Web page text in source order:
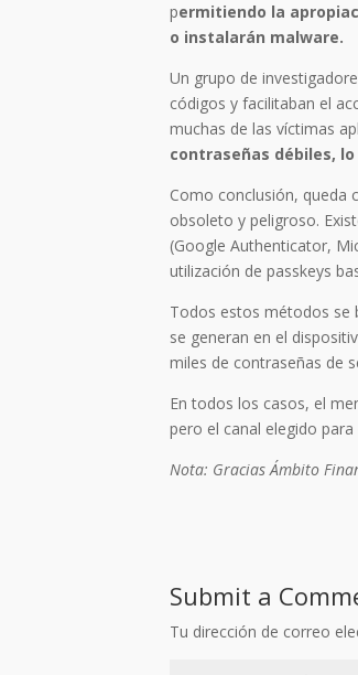
permitiendo la
o instalarán malware.
Un grupo de
códigos y facilitaban el
muchas de las víctimas
contraseñas débiles,
Como conclusión, queda
obsoleto y peligroso.
(Google Authenticator,
utilización de passkeys
Todos estos métodos se
se generan en el
miles de contraseñas de
En todos los casos, el
pero el canal elegido
Nota: Gracias Ámbito
Submit a
Tu dirección de correo